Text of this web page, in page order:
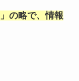
」の略で、情報